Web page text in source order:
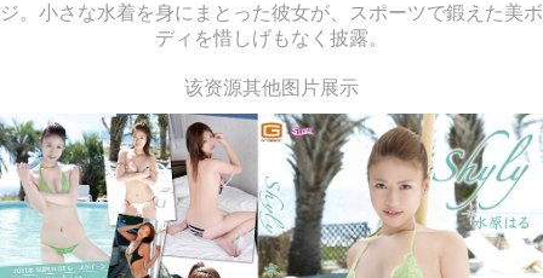
ジ。小さな水着を身にまとった彼女が、スポーツで鍛えた美ボ
ディを惜しげもなく披露。
该资源其他图片展示